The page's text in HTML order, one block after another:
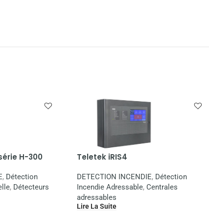
H-300
, Détection
, Détecteurs
Teletek iRIS4
DETECTION INCENDIE, Détection
Incendie Adressable, Centrales
adressables
Lire La Suite